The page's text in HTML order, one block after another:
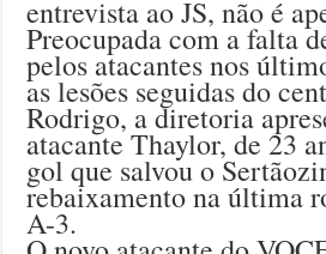
entrevista ao JS, não é
Preocupada com a falta
pelos atacantes nos
as lesões seguidas do
Rodrigo, a diretoria
atacante Thaylor, de 23
gol que salvou o
rebaixamento na última
A-3.